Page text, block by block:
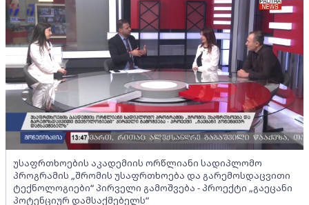
უსაფრთხოების აკადემიის ორწლიანი სადიპლომო
პროგრამის „შრომის უსაფრთხოება და გარემოსდაცვითი
ტექნოლოგიები“ პირველი გამოშვება - პროექტი „გაეცანი
პოტენციურ დამსაქმებელს“